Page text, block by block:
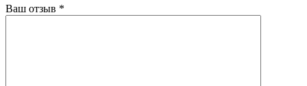
Ваш отзыв *